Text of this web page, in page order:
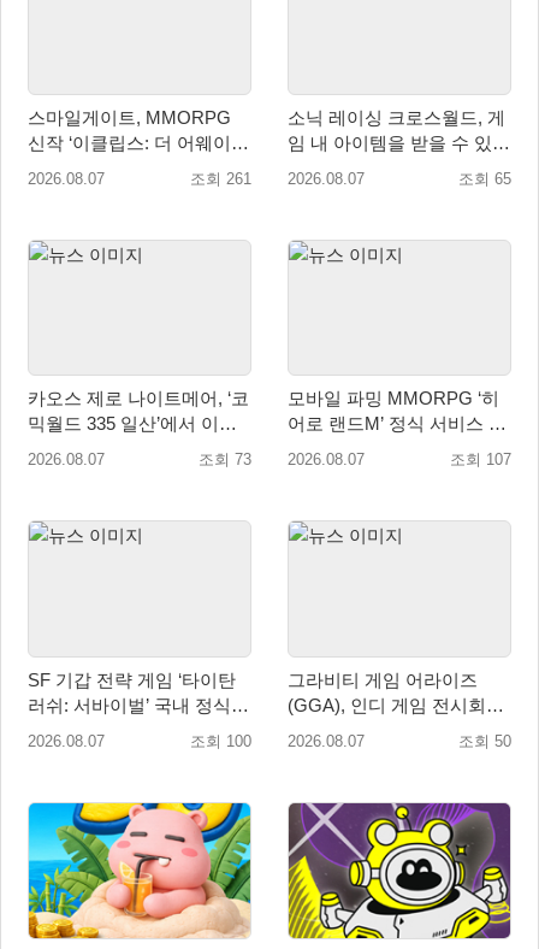
스마일게이트, MMORPG
신작 ‘이클립스: 더 어웨이크
닝’ 9월 10일 론칭!
2026.08.07 조회 261
소닉 레이싱 크로스월드, 게
임 내 아이템을 받을 수 있는
‘레전드 대회 라운드 7’ 개최!
2026.08.07 조회 65
카오스 제로 나이트메어, ‘코
믹월드 335 일산’에서 이용
자 소통 예고
2026.08.07 조회 73
모바일 파밍 MMORPG ‘히
어로 랜드M’ 정식 서비스 돌
입
2026.08.07 조회 107
SF 기갑 전략 게임 ‘타이탄
러쉬: 서바이벌’ 국내 정식
출시
2026.08.07 조회 100
그라비티 게임 어라이즈
(GGA), 인디 게임 전시회
‘도쿄 게임 던전 13’ 참가!
2026.08.07 조회 50